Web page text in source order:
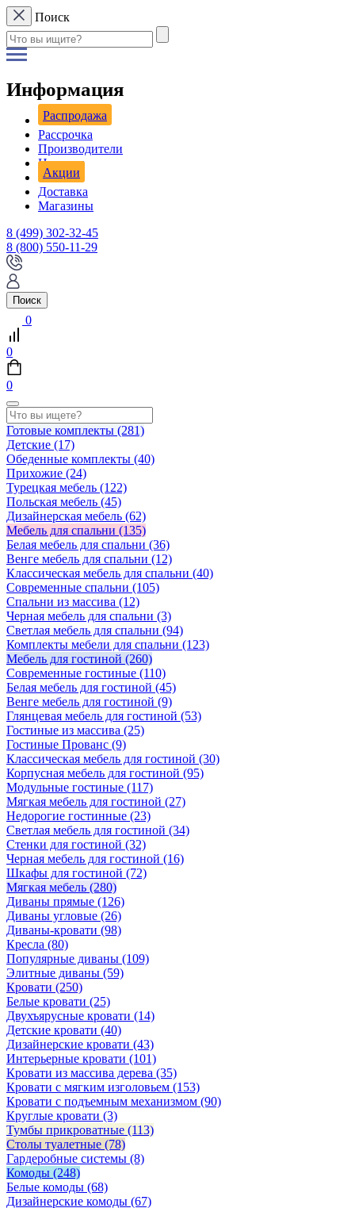
Поиск
Информация
Распродажа
Рассрочка
Производители
Новости
Акции
Доставка
Магазины
8 (499) 302-32-45
8 (800) 550-11-29
Поиск
0
0
0
Готовые комплекты (281)
Детские (17)
Обеденные комплекты (40)
Прихожие (24)
Турецкая мебель (122)
Польская мебель (45)
Дизайнерская мебель (62)
Мебель для спальни (135)
Белая мебель для спальни (36)
Венге мебель для спальни (12)
Классическая мебель для спальни (40)
Современные спальни (105)
Спальни из массива (12)
Черная мебель для спальни (3)
Светлая мебель для спальни (94)
Комплекты мебели для спальни (123)
Мебель для гостиной (260)
Современные гостиные (110)
Белая мебель для гостиной (45)
Венге мебель для гостиной (9)
Глянцевая мебель для гостиной (53)
Гостиные из массива (25)
Гостиные Прованс (9)
Классическая мебель для гостиной (30)
Корпусная мебель для гостиной (95)
Модульные гостиные (117)
Мягкая мебель для гостиной (27)
Недорогие гостинные (23)
Светлая мебель для гостиной (34)
Стенки для гостиной (32)
Черная мебель для гостиной (16)
Шкафы для гостиной (72)
Мягкая мебель (280)
Диваны прямые (126)
Диваны угловые (26)
Диваны-кровати (98)
Кресла (80)
Популярные диваны (109)
Элитные диваны (59)
Кровати (250)
Белые кровати (25)
Двухъярусные кровати (14)
Детские кровати (40)
Дизайнерские кровати (43)
Интерьерные кровати (101)
Кровати из массива дерева (35)
Кровати с мягким изголовьем (153)
Кровати с подъемным механизмом (90)
Круглые кровати (3)
Тумбы прикроватные (113)
Столы туалетные (78)
Гардеробные системы (8)
Комоды (248)
Белые комоды (68)
Дизайнерские комоды (67)